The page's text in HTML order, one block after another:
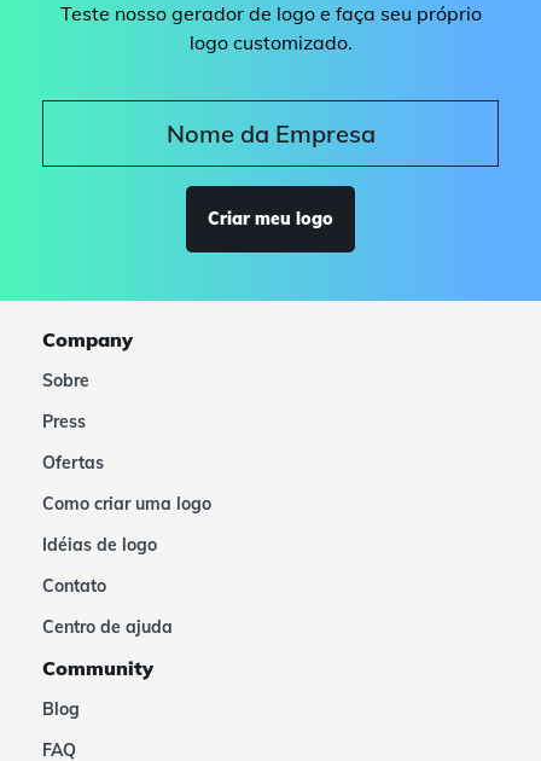
Teste nosso gerador de logo e faça seu próprio
logo customizado.
Criar meu logo
Company
Sobre
Press
Ofertas
Como criar uma logo
Idéias de logo
Contato
Centro de ajuda
Community
Blog
FAQ